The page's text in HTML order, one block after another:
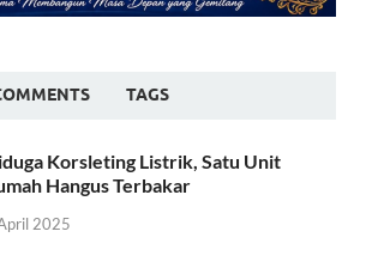
TAGS
Korsleting Listrik, Satu Unit
Hangus Terbakar
2025